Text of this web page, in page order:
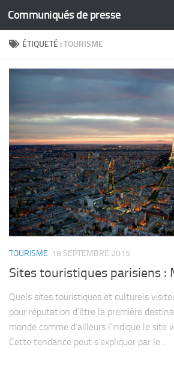
Skip to content
Communiqués de presse
ÉTIQUETÉ :TOURISME
TOURISME 18 SEPTEMBRE 2015
Sites touristiques parisiens :
Quels sites touristiques et culturels
pour réputation d’être la première
monde comme d’ailleurs l’indique le
Cette tendance peut s’expliquer par le...